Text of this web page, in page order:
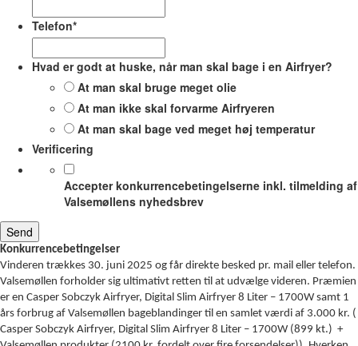
Telefon*
Hvad er godt at huske, når man skal bage i en Airfryer?
At man skal bruge meget olie
At man ikke skal forvarme Airfryeren
At man skal bage ved meget høj temperatur
Verificering
Accepter konkurrencebetingelserne inkl. tilmelding af
Valsemøllens nyhedsbrev
Konkurrencebetingelser
Vinderen trækkes 30. juni 2025 og får direkte besked pr. mail eller telefon.
Valsemøllen forholder sig ultimativt retten til at udvælge videren. Præmien
er en Casper Sobczyk Airfryer, Digital Slim Airfryer 8 Liter – 1700W samt 1
års forbrug af Valsemøllen bageblandinger til en samlet værdi af 3.000 kr. (
Casper Sobczyk Airfryer, Digital Slim Airfryer 8 Liter – 1700W (899 kt.) +